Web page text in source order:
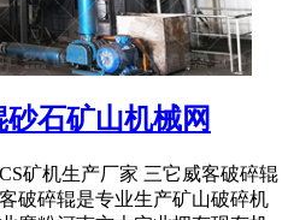
石矿山机械网
矿机生产厂家 三它威客破碎辊
破碎辊是专业生产矿山破碎机